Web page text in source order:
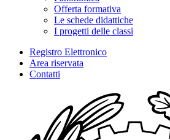
Offerta formativa
Le schede didattiche
I progetti delle classi
Registro Elettronico
Area riservata
Contatti